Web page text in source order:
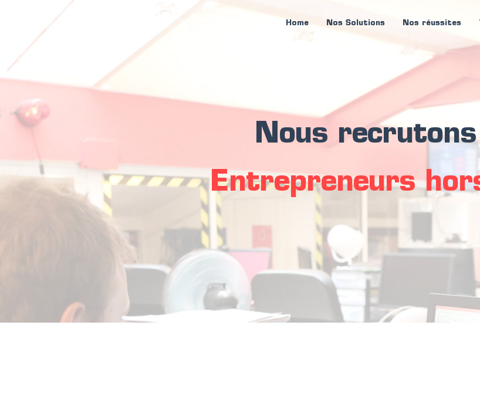
Home Nos Solutions Nos réussites
Nous
Entrepreneurs hors